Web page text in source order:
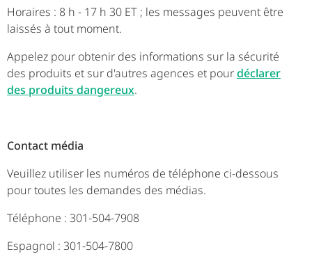
Horaires : 8 h - 17 h 30 ET ; les messages peuvent être
laissés à tout moment.
Appelez pour obtenir des informations sur la sécurité
des produits et sur d'autres agences et pourdéclarer
des produits dangereux.
Contact média
Veuillez utiliser les numéros de téléphone ci-dessous
pour toutes les demandes des médias.
Téléphone : 301-504-7908
Espagnol : 301-504-7800